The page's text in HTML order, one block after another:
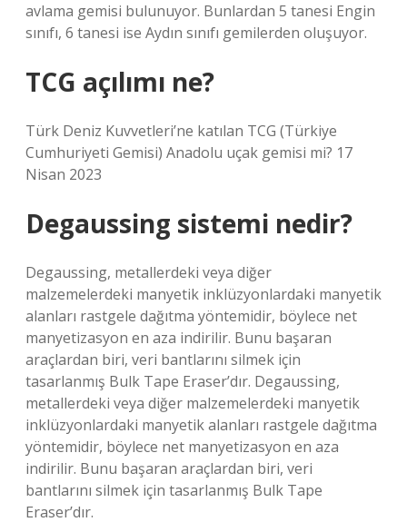
avlama gemisi bulunuyor. Bunlardan 5 tanesi Engin
sınıfı, 6 tanesi ise Aydın sınıfı gemilerden oluşuyor.
TCG açılımı ne?
Türk Deniz Kuvvetleri’ne katılan TCG (Türkiye
Cumhuriyeti Gemisi) Anadolu uçak gemisi mi? 17
Nisan 2023
Degaussing sistemi nedir?
Degaussing, metallerdeki veya diğer
malzemelerdeki manyetik inklüzyonlardaki manyetik
alanları rastgele dağıtma yöntemidir, böylece net
manyetizasyon en aza indirilir. Bunu başaran
araçlardan biri, veri bantlarını silmek için
tasarlanmış Bulk Tape Eraser’dır. Degaussing,
metallerdeki veya diğer malzemelerdeki manyetik
inklüzyonlardaki manyetik alanları rastgele dağıtma
yöntemidir, böylece net manyetizasyon en aza
indirilir. Bunu başaran araçlardan biri, veri
bantlarını silmek için tasarlanmış Bulk Tape
Eraser’dır.